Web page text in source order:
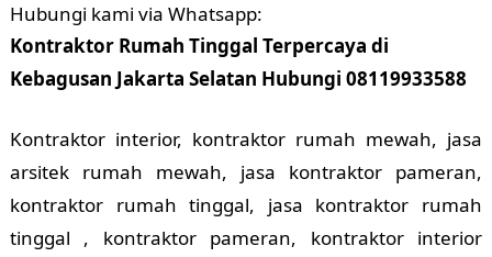
Hubungi kami via Whatsapp:
Kontraktor Rumah Tinggal Terpercaya di
Kebagusan Jakarta Selatan Hubungi 08119933588
Kontraktor interior, kontraktor rumah mewah, jasa
arsitek rumah mewah, jasa kontraktor pameran,
kontraktor rumah tinggal, jasa kontraktor rumah
tinggal , kontraktor pameran, kontraktor interior